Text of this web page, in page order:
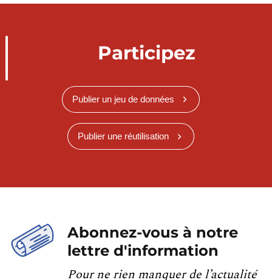
Participez
Publier un jeu de données
Publier une réutilisation
Abonnez-vous à notre
lettre d'information
Pour ne rien manquer de l’actualité